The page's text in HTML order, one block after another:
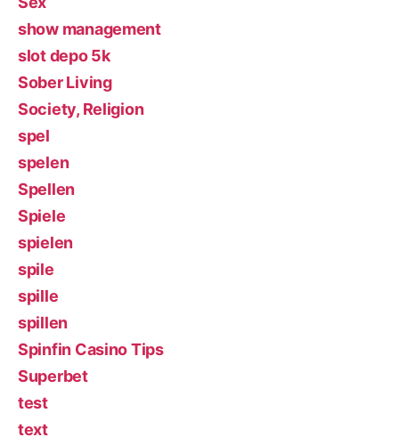
show management
slot depo 5k
Sober Living
Society, Religion
spel
spelen
Spellen
Spiele
spielen
spile
spille
spillen
Spinfin Casino Tips
Superbet
test
text